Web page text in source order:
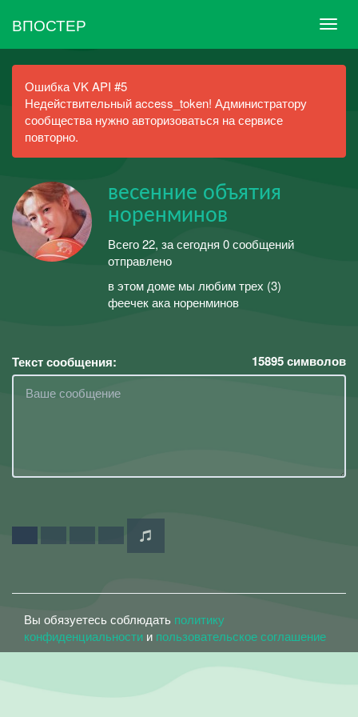
ВПОСТЕР
Ошибка VK API #5
Недействительный access_token! Администратору
сообщества нужно авторизоваться на сервисе
повторно.
весенние объятия
норенминов
Всего 22, за сегодня 0 сообщений
отправлено
в этом доме мы любим трех (3)
феечек ака норенминов
Текст сообщения: 15895символов
Вы обязуетесь соблюдать политику
конфиденциальности и пользовательское соглашение